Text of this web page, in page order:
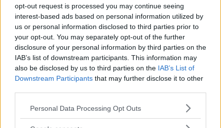
opt-out request is processed you may continue seeing
interest-based ads based on personal information utilized by
us or personal information disclosed to third parties prior to
your opt-out. You may separately opt-out of the further
disclosure of your personal information by third parties on the
IAB’s list of downstream participants. This information may
also be disclosed by us to third parties on the IAB’s List of
Downstream Participants that may further disclose it to other
Please note that this website/app uses one or more Google
Personal Data Processing Opt Outs
Läckan drabbar även äldre bilar, tillverkade från 2007 och
framåt. Datan var oskyddad mellan februari 2015 och maj
i år.
Toyota bekräftar också att ett okänt antal kunder utanför
Japan, särskilt i Asien och Oceanien, har fått personlig
information exponerad mellan oktober 2016 och maj
2023. Här rör det sig bland annat om kundnamn, post-
och e-postadresser, ett Toyota-utfärdat id-nummer och
fordonens registrerings- och identifieringsnummer.